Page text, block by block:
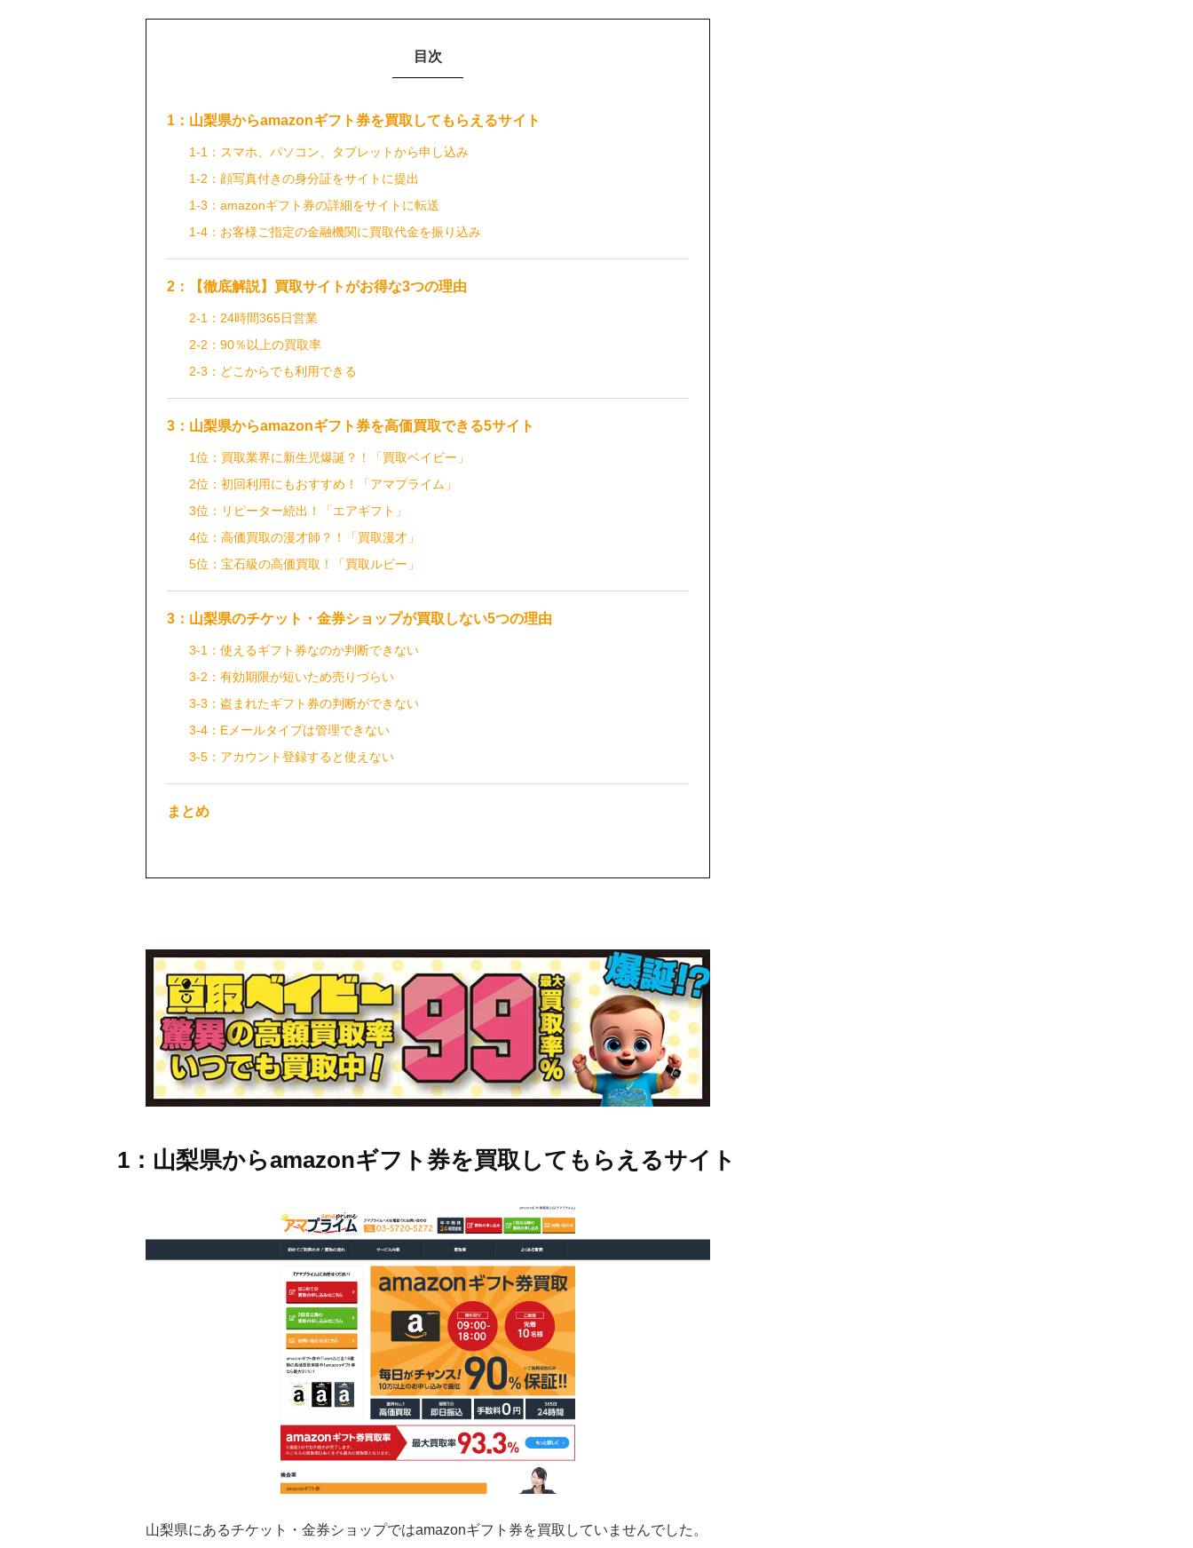
目次
1：山梨県からamazonギフト券を買取してもらえるサイト
1-1：スマホ、パソコン、タブレットから申し込み
1-2：顔写真付きの身分証をサイトに提出
1-3：amazonギフト券の詳細をサイトに転送
1-4：お客様ご指定の金融機関に買取代金を振り込み
2：【徹底解説】買取サイトがお得な3つの理由
2-1：24時間365日営業
2-2：90％以上の買取率
2-3：どこからでも利用できる
3：山梨県からamazonギフト券を高価買取できる5サイト
1位：買取業界に新生児爆誕？！「買取ベイビー」
2位：初回利用にもおすすめ！「アマプライム」
3位：リピーター続出！「エアギフト」
4位：高価買取の漫才師？！「買取漫才」
5位：宝石級の高価買取！「買取ルビー」
3：山梨県のチケット・金券ショップが買取しない5つの理由
3-1：使えるギフト券なのか判断できない
3-2：有効期限が短いため売りづらい
3-3：盗まれたギフト券の判断ができない
3-4：Eメールタイプは管理できない
3-5：アカウント登録すると使えない
まとめ
1：山梨県からamazonギフト券を買取してもらえるサイト
山梨県にあるチケット・金券ショップではamazonギフト券を買取していませんでした。